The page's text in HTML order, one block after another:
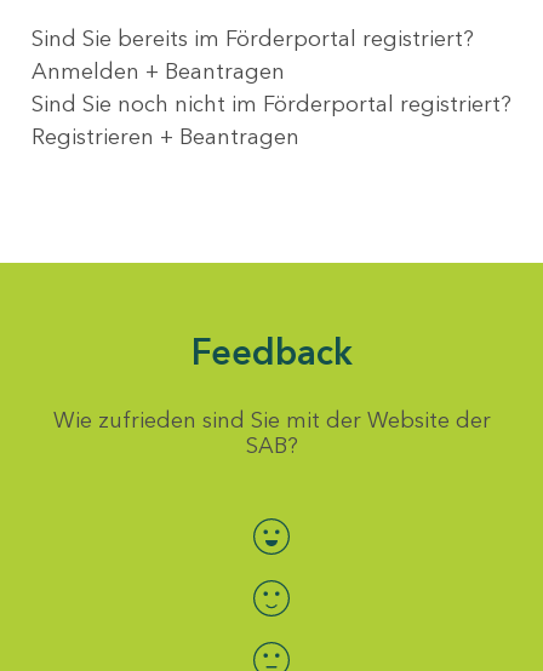
Sind Sie bereits im Förderportal registriert?
Anmelden + Beantragen
Sind Sie noch nicht im Förderportal registriert?
Registrieren + Beantragen
Feedback
Wie zufrieden sind Sie mit der Website der
SAB?
Bewertung auswählen